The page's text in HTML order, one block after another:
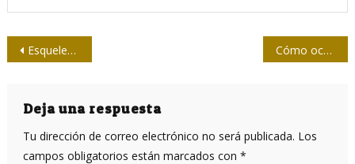
Navegación
entradas
Esqueletos imbatibles Cómo ocultar un genocidio
Deja una respuesta
Tu dirección de correo electrónico no será publicada. Los
campos obligatorios están marcados con *